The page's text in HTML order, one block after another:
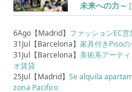
未来への力～
6Ago【Madrid】 ファッションEC
31Jul【Barcelona】家具付きPiso
31Jul【Barcelona】美術系アーテ
オ賃貸
25Jul【Madrid】Se alquila
zona Pacifico